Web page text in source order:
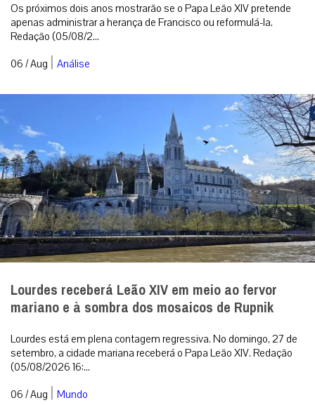
Os próximos dois anos mostrarão se o Papa Leão XIV pretende
apenas administrar a herança de Francisco ou reformulá-la.
Redação (05/08/2...
06 / Aug | Análise
Lourdes receberá Leão XIV em meio ao fervor
mariano e à sombra dos mosaicos de Rupnik
Lourdes está em plena contagem regressiva. No domingo, 27 de
setembro, a cidade mariana receberá o Papa Leão XIV. Redação
(05/08/2026 16:...
06 / Aug | Mundo